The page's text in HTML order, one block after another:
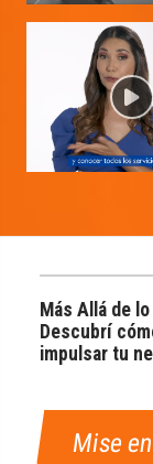
Más Allá de
Descubrí
impulsar tu
Mise